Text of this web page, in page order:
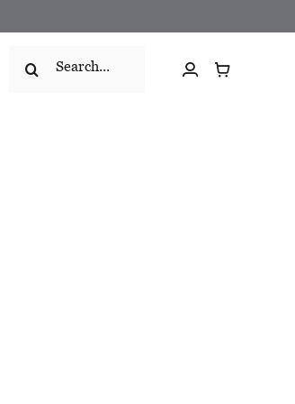
for: